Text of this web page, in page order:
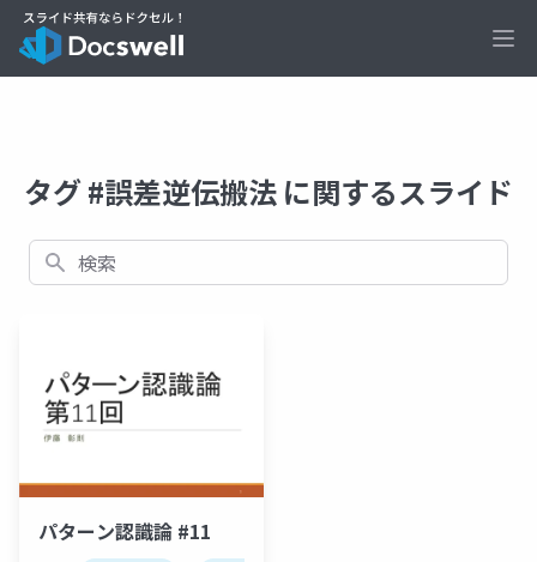
タグ #誤差逆伝搬法 に関するスライド
検索
パターン認識論 #11